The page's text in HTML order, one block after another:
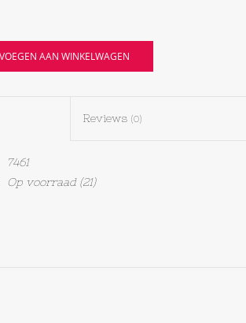
AAN WINKELWAGEN
Reviews (0)
7461
Op voorraad(21)